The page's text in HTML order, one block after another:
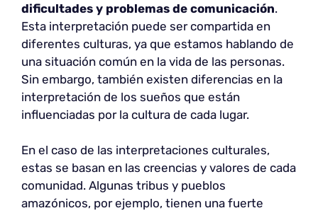
dificultades y problemas de comunicación.
Esta interpretación puede ser compartida en
diferentes culturas, ya que estamos hablando de
una situación común en la vida de las personas.
Sin embargo, también existen diferencias en la
interpretación de los sueños que están
influenciadas por la cultura de cada lugar.
En el caso de las interpretaciones culturales,
estas se basan en las creencias y valores de cada
comunidad. Algunas tribus y pueblos
amazónicos, por ejemplo, tienen una fuerte